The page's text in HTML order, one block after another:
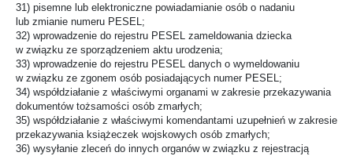
31) pisemne lub elektroniczne powiadamianie osób o nadaniu
lub zmianie numeru PESEL;
32) wprowadzenie do rejestru PESEL zameldowania dziecka
w związku ze sporządzeniem aktu urodzenia;
33) wprowadzenie do rejestru PESEL danych o wymeldowaniu
w związku ze zgonem osób posiadających numer PESEL;
34) współdziałanie z właściwymi organami w zakresie przekazywania
dokumentów tożsamości osób zmarłych;
35) współdziałanie z właściwymi komendantami uzupełnień w zakresie
przekazywania książeczek wojskowych osób zmarłych;
36) wysyłanie zleceń do innych organów w związku z rejestracją